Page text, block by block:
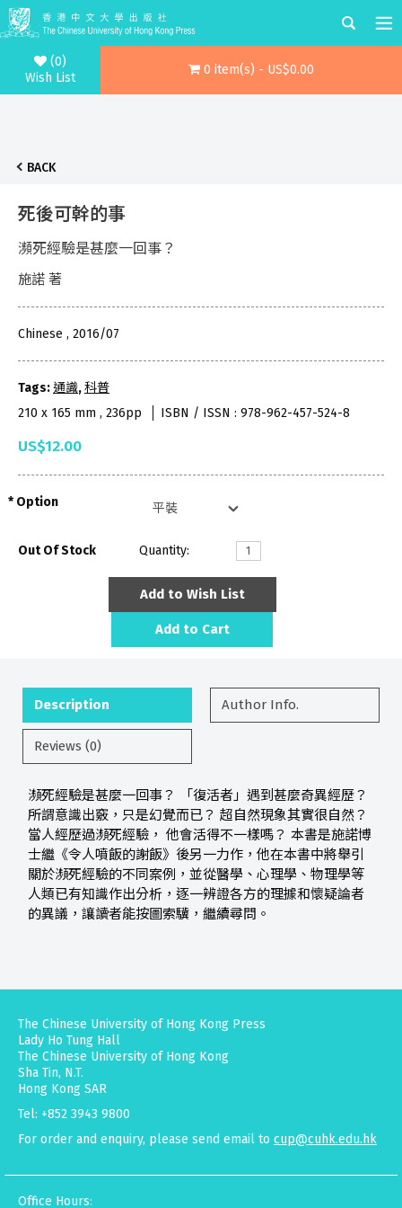
(0)
Wish List
0 item(s) - US$0.00
BACK
死後可幹的事
瀕死經驗是甚麼一回事？
施諾 著
Chinese , 2016/07
Tags:通識,科普
210 x 165 mm , 236pp
ISBN / ISSN : 978-962-457-524-8
US$12.00
Option
Out Of Stock Quantity:
Add to Wish List
Add to Cart
Description Author Info.
Reviews (0)
瀕死經驗是甚麼一回事？ 「復活者」遇到甚麼奇異經歷？
所謂意識出竅，只是幻覺而已？ 超自然現象其實很自然？
當人經歷過瀕死經驗， 他會活得不一樣嗎？ 本書是施諾博
士繼《令人噴飯的謝飯》後另一力作，他在本書中將舉引
關於瀕死經驗的不同案例，並從醫學、心理學、物理學等
人類已有知識作出分析，逐一辨證各方的理據和懷疑論者
的異議，讓讀者能按圖索驥，繼續尋問。
The Chinese University of Hong Kong Press
Lady Ho Tung Hall
The Chinese University of Hong Kong
Sha Tin, N.T.
Hong Kong SAR
Tel: +852 3943 9800
For order and enquiry, please send email to cup@cuhk.edu.hk
Office Hours: